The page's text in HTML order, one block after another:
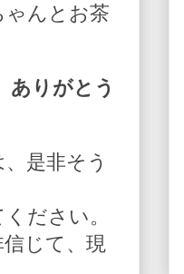
ゃんとお茶
ありがとう
是非そう
ださい。
じて、現